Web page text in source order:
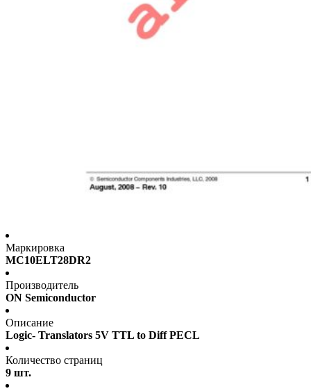
Маркировка
MC10ELT28DR2
Производитель
ON Semiconductor
Описание
Logic- Translators 5V TTL to Diff PECL
Количество страниц
9 шт.